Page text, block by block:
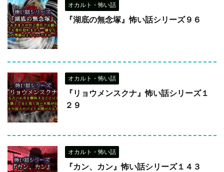
オカルト・怖い話
『湖底の無念塚』怖い話シリーズ９６
オカルト・怖い話
『リョウメンスクナ』怖い話シリーズ１
２９
オカルト・怖い話
『カン、カン』怖い話シリーズ１４３